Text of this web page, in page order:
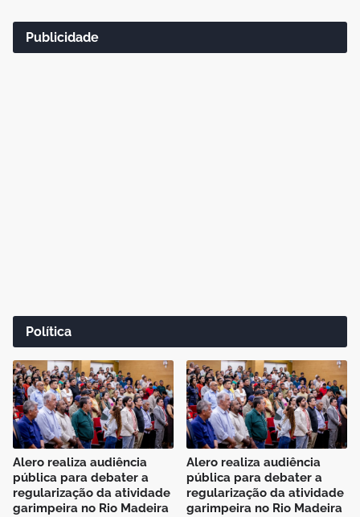
Publicidade
Política
Alero realiza audiência
pública para debater a
regularização da atividade
garimpeira no Rio Madeira
Alero realiza audiência
pública para debater a
regularização da atividade
garimpeira no Rio Madeira